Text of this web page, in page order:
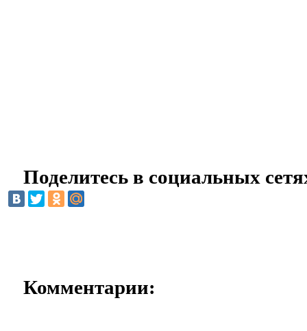
Поделитесь в социальных
Комментарии: